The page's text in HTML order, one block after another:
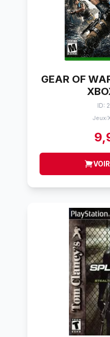
GEAR OF
ID:
Jeux/